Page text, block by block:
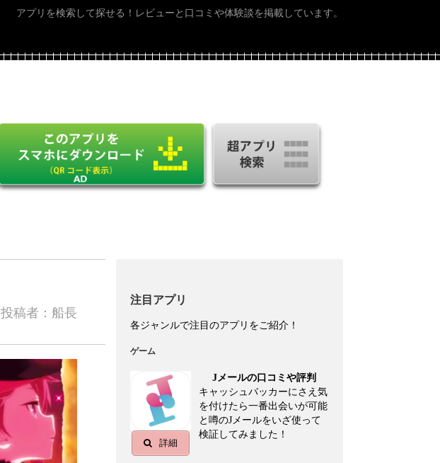
アプリを検索して探せる！レビューと口コミや体験談を掲載しています。
投稿者：船長
注目アプリ
各ジャンルで注目のアプリをご紹介！
ゲーム
詳細
Jメールの口コミや評判
キャッシュバッカーにさえ気
を付けたら一番出会いが可能
と噂のJメールをいざ使って
検証してみました！